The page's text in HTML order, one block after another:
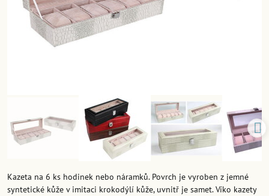
Kazeta na 6 ks hodinek nebo náramků. Povrch je vyroben z jemné
syntetické kůže v imitaci krokodýlí kůže, uvnitř je samet. Víko kazety